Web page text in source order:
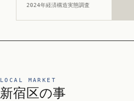
2024年経済構造実態調査
LOCAL MARKET
新宿区の事